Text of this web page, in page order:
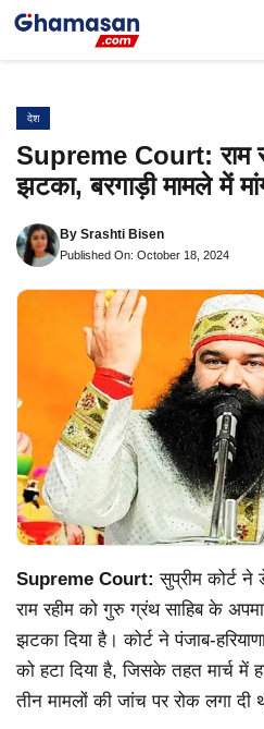
Skip
देश
Supreme Court: राम
झटका, बरगाड़ी मामले में
By Srashti Bisen
Published On: October 18, 2024
Supreme Court: सुप्रीम कोर्ट ने
राम रहीम को गुरु ग्रंथ साहिब के
झटका दिया है। कोर्ट ने पंजाब-
को हटा दिया है, जिसके तहत मार्च में
तीन मामलों की जांच पर रोक लगा दी